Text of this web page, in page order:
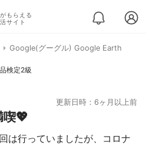
もらえる
サイト
Google(グーグル) Google Earth
検定2級
更新日時：6ヶ月以上前
💖
は行っていましたが、コロナ